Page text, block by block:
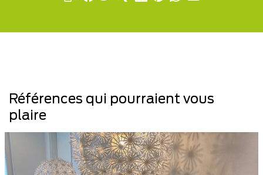
Références qui pourraient vous
plaire